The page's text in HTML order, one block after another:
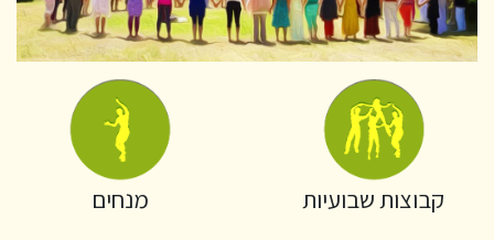
קבוצות שבועיות מנחים